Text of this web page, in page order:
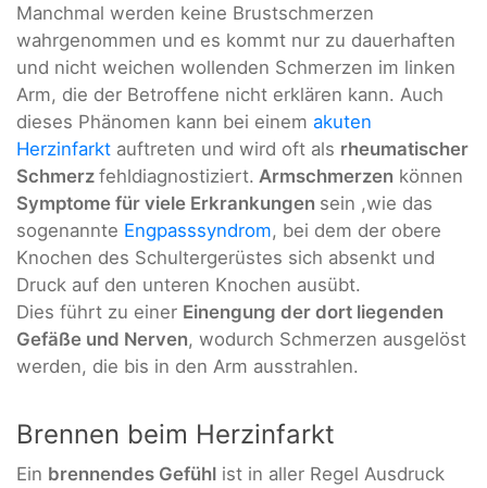
Manchmal werden keine Brustschmerzen
wahrgenommen und es kommt nur zu dauerhaften
und nicht weichen wollenden Schmerzen im linken
Arm, die der Betroffene nicht erklären kann. Auch
dieses Phänomen kann bei einem akuten
Herzinfarkt auftreten und wird oft als rheumatischer
Schmerz fehldiagnostiziert. Armschmerzen können
Symptome für viele Erkrankungen sein ,wie das
sogenannte Engpasssyndrom, bei dem der obere
Knochen des Schultergerüstes sich absenkt und
Druck auf den unteren Knochen ausübt.
Dies führt zu einer Einengung der dort liegenden
Gefäße und Nerven, wodurch Schmerzen ausgelöst
werden, die bis in den Arm ausstrahlen.
Brennen beim Herzinfarkt
Ein brennendes Gefühl ist in aller Regel Ausdruck